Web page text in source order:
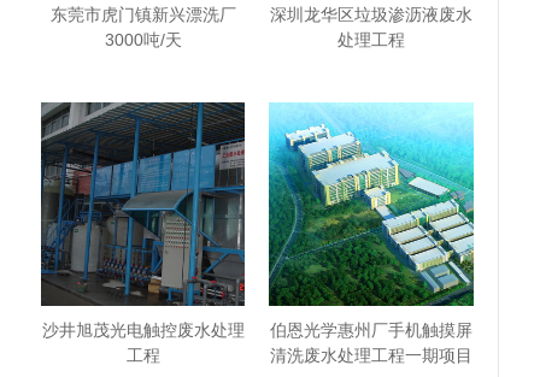
东莞市虎门镇新兴漂洗厂
3000吨/天
深圳龙华区垃圾渗沥液废水
处理工程
沙井旭茂光电触控废水处理
工程
伯恩光学惠州厂手机触摸屏
清洗废水处理工程一期项目